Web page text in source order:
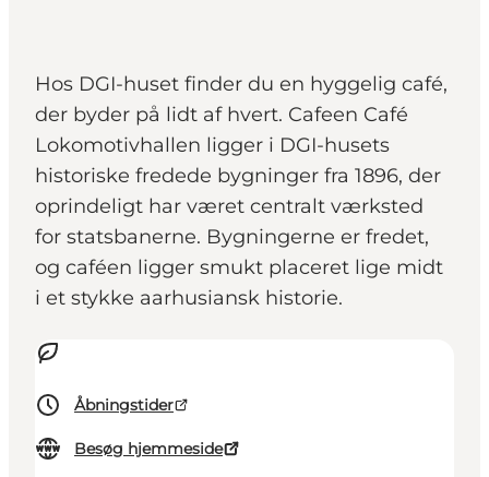
Hos DGI-huset finder du en hyggelig café,
der byder på lidt af hvert. Cafeen Café
Lokomotivhallen ligger i DGI-husets
historiske fredede bygninger fra 1896, der
oprindeligt har været centralt værksted
for statsbanerne. Bygningerne er fredet,
og caféen ligger smukt placeret lige midt
i et stykke aarhusiansk historie.
Åbningstider
Besøg hjemmeside